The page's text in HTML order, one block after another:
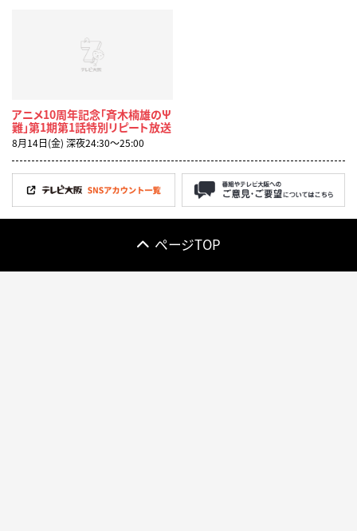
アニメ10周年記念「斉木楠雄のΨ
難」第1期第1話特別リピート放送
8月14日(金) 深夜24:30〜25:00
ページTOP